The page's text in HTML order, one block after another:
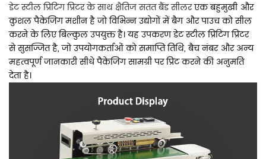
डेट स्टील प्रिंटिंग प्रिंटर के साथ क्षैतिज सतत बैंड सीलरएक बहुमुखी और
कुशल पैकेजिंग मशीन है जो विभिन्न उद्योगों में बैग और पाउच को सील
करने के लिए बिल्कुल उपयुक्त है। यह उपकरण डेट स्टील प्रिंटिंग प्रिंटर
से सुसज्जित है, जो उपयोगकर्ताओं को समाप्ति तिथि, बैच नंबर और अन्य
महत्वपूर्ण जानकारी सीधे पैकेजिंग सामग्री पर प्रिंट करने की अनुमति
देता है।